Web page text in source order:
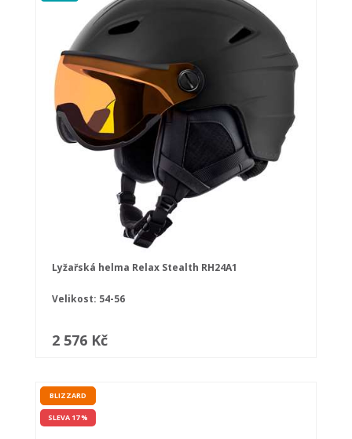
Lyžařská helma Relax Stealth RH24A1
Velikost: 54-56
2 576 Kč
BLIZZARD
SLEVA 17 %